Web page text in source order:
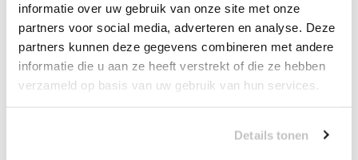
informatie over uw gebruik van onze site met onze
partners voor social media, adverteren en analyse. Deze
partners kunnen deze gegevens combineren met andere
informatie die u aan ze heeft verstrekt of die ze hebben
verzameld op basis van uw gebruik van hun services.
Details tonen
Vink producten om toe te voegen
Heb je een vraag over dit product?